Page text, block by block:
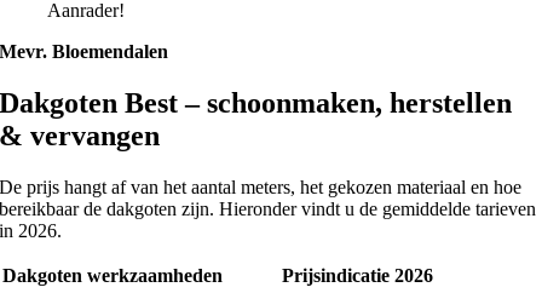
Aanrader!
Mevr. Bloemendalen
Dakgoten Best – schoonmaken, herstellen
& vervangen
De prijs hangt af van het aantal meters, het gekozen materiaal en hoe
bereikbaar de dakgoten zijn. Hieronder vindt u de gemiddelde tarieven
in 2026.
Dakgoten werkzaamheden
Prijsindicatie 2026